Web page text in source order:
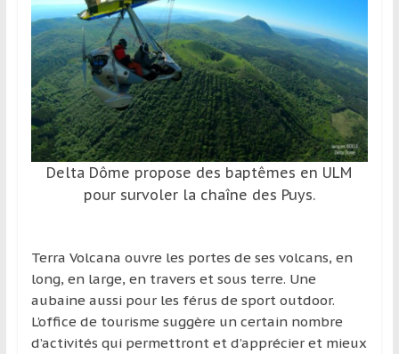
l’étranger
pour
assouvir
leur
passion,
tout
découverte
culturelle
d’un
pays
Delta Dôme propose des baptêmes en ULM
pour survoler la chaîne des Puys.
Terra Volcana ouvre les portes de ses volcans, en
long, en large, en travers et sous terre. Une
aubaine aussi pour les férus de sport outdoor.
L’office de tourisme suggère un certain nombre
d’activités qui permettront et d’apprécier et mieux